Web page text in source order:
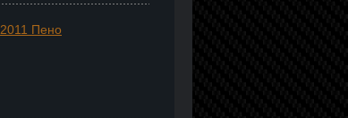
2011 Пено